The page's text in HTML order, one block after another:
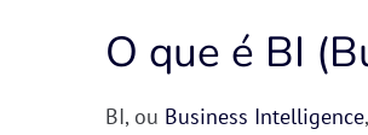
O que é BI
BI, ou Business Intelligence